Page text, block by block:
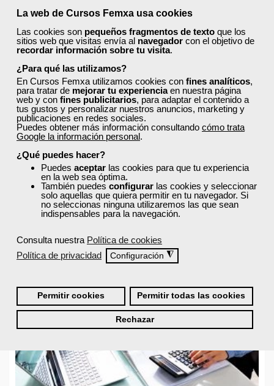
La web de Cursos Femxa usa cookies
Las cookies son pequeños fragmentos de texto que los
sitios web que visitas envía al navegador con el objetivo de
recordar información sobre tu visita.
¿Para qué las utilizamos?
En Cursos Femxa utilizamos cookies con fines analíticos,
para tratar de mejorar tu experienciaen nuestra página
web y con fines publicitarios, para adaptar el contenido a
tus gustos y personalizar nuestros anuncios, marketing y
publicaciones en redes sociales.
Puedes obtener más información consultando cómo trata
Google la información personal.
¿Qué puedes hacer?
Puedes aceptar las cookies para que tu experiencia
en la web sea óptima.
También puedes configurar las cookies y seleccionar
solo aquellas que quiera permitir en tu navegador. Si
no seleccionas ninguna utilizaremos las que sean
indispensables para la navegación.
Consulta nuestra Política de cookies
Política de privacidad
Configuración ◮
Permitir cookies Permitir todas las cookies
Rechazar
Estar preparado para actuar frente a accidentes o
problemas de salud repentinos no solo puede marcar la
diferencia entre la vida y la muerte, sino que también puede
mitigar las consecuencias de una lesión y proporcionar
tranquilidad tanto a la persona afectada como a quienes
están a su alrededor.
Leer más ...